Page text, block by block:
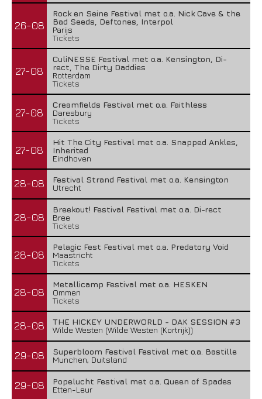
26-08
Rock en Seine Festival met o.a. Nick Cave & the
Bad Seeds, Deftones, Interpol
Parijs
Tickets
27-08
CuliNESSE Festival met o.a. Kensington, Di-
rect, The Dirty Daddies
Rotterdam
Tickets
27-08
Creamfields Festival met o.a. Faithless
Daresbury
Tickets
27-08
Hit The City Festival met o.a. Snapped Ankles,
Inherited
Eindhoven
28-08
Festival Strand Festival met o.a. Kensington
Utrecht
28-08
Breekout! Festival Festival met o.a. Di-rect
Bree
Tickets
28-08
Pelagic Fest Festival met o.a. Predatory Void
Maastricht
Tickets
28-08
Metallicamp Festival met o.a. HESKEN
Ommen
Tickets
28-08
THE HICKEY UNDERWORLD - DAK SESSION #3
Wilde Westen (Wilde Westen (Kortrijk))
29-08
Superbloom Festival Festival met o.a. Bastille
Munchen, Duitsland
29-08
Popelucht Festival met o.a. Queen of Spades
Etten-Leur